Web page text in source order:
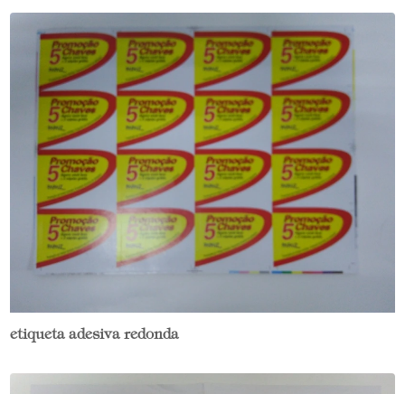
etiqueta adesiva redonda